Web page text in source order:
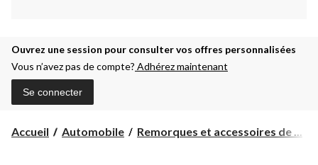
Ouvrez une session pour consulter vos offres personnalisées
Vous n’avez pas de compte? Adhérez maintenant
Se connecter
Accueil Automobile Remorques et accessoires de ...